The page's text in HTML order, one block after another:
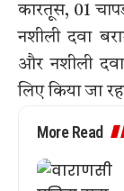
कारतूस, 01
नशीली दवा
और नशीली
लिए किया जा
More Read